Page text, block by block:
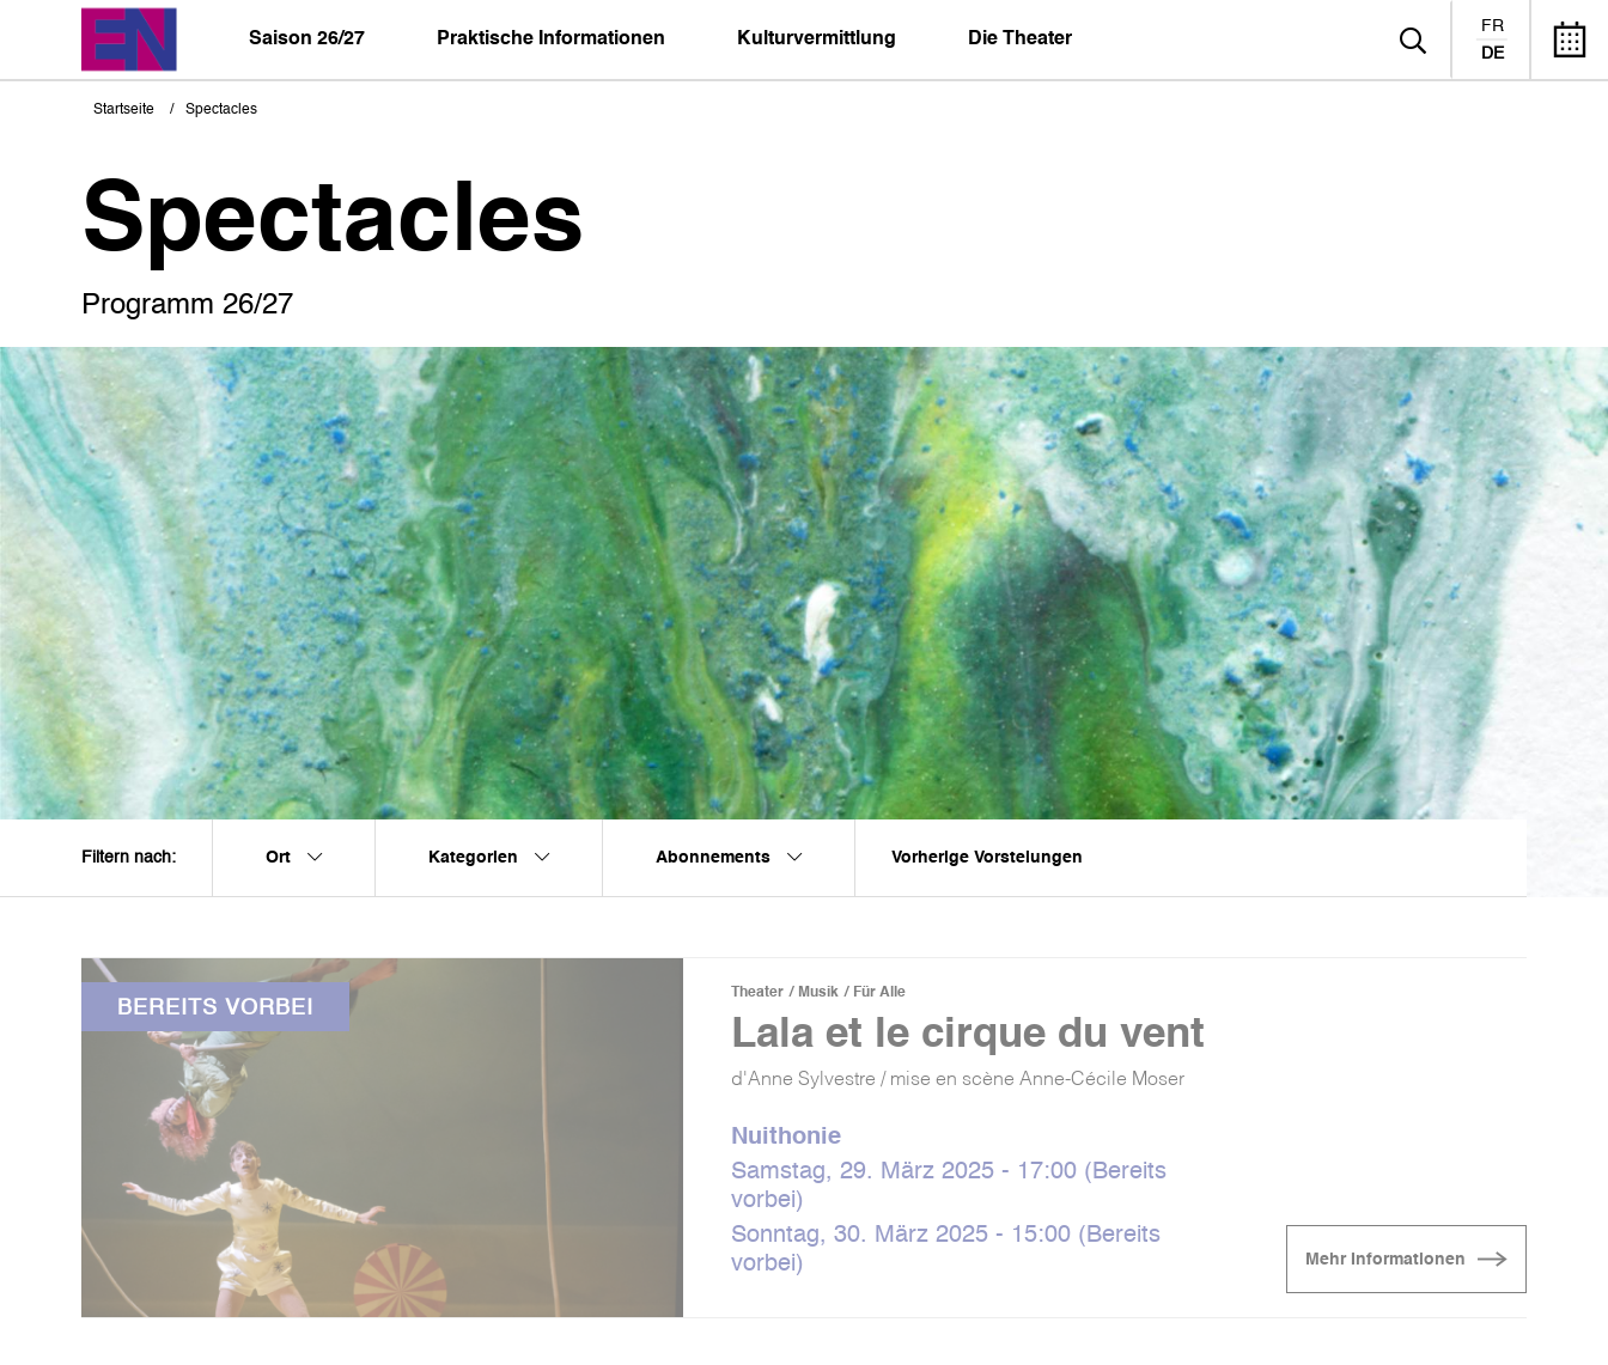
Saison 26/27 Praktische Informationen Kulturvermittlung Die Theater
FR
DE
Pfadnavigation
Startseite Spectacles
Spectacles
Programm 26/27
Filtern nach: Ort Kategorien Abonnements Vorherige Vorstelungen
BEREITS VORBEI
Theater Musik Für Alle
Lala et le cirque du vent
d'Anne Sylvestre / mise en scène Anne-Cécile Moser
Nuithonie
Samstag, 29. März 2025 - 17:00 (Bereits
vorbei)
Sonntag, 30. März 2025 - 15:00 (Bereits
vorbei)
Mehr Informationen